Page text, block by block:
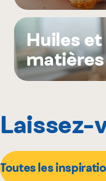
Huiles
Laissez-
Toutes les